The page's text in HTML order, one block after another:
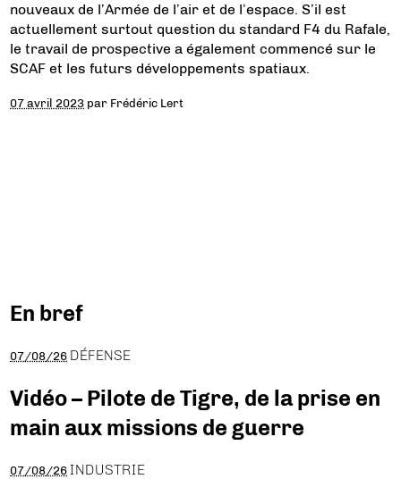
nouveaux de l’Armée de l’air et de l’espace. S’il est
actuellement surtout question du standard F4 du Rafale,
le travail de prospective a également commencé sur le
SCAF et les futurs développements spatiaux.
07 avril 2023 par Frédéric Lert
En bref
07/08/26 DÉFENSE
Vidéo – Pilote de Tigre, de la prise en
main aux missions de guerre
07/08/26 INDUSTRIE